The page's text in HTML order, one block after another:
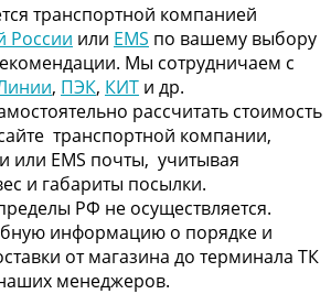
транспортной компанией
России или EMS по вашему выбору
Мы сотрудничаем с
, ПЭК, КИТ и др.
рассчитать стоимость
транспортной компании,
или EMS почты, учитывая
и габариты посылки.
РФ не осуществляется.
информацию о порядке и
от магазина до терминала ТК
менеджеров.